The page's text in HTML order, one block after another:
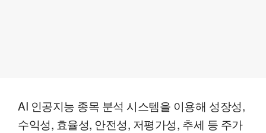
AI 인공지능 종목 분석 시스템을 이용해 성장성,
수익성, 효율성, 안전성, 저평가성, 추세 등 주가